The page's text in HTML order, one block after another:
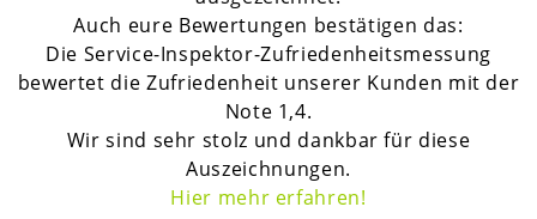
Auch eure Bewertungen bestätigen das:
Die Service-Inspektor-Zufriedenheitsmessung
bewertet die Zufriedenheit unserer Kunden mit der
Note 1,4.
Wir sind sehr stolz und dankbar für diese
Auszeichnungen.
Hier mehr erfahren!